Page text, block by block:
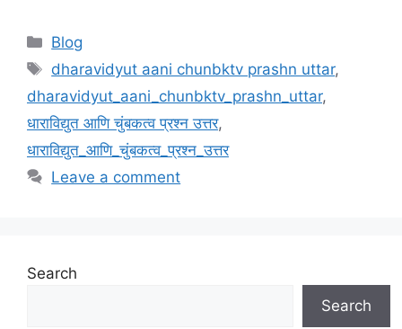
Categories
Blog
Tags
dharavidyut aani chunbktv prashn uttar,
dharavidyut_aani_chunbktv_prashn_uttar,
धाराविद्युत आणि चुंबकत्व प्रश्न उत्तर,
धाराविद्युत_आणि_चुंबकत्व_प्रश्न_उत्तर
Leave a comment
Search
Search